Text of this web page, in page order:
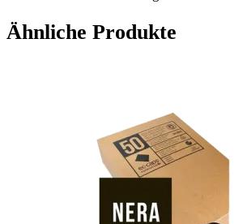
Ähnliche Produkte